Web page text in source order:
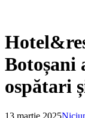
Botoșani
ospătari
13 martie 2025